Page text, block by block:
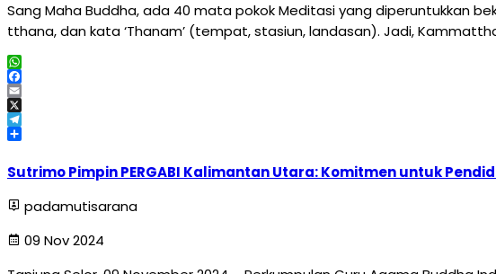
Sang Maha Buddha, ada 40 mata pokok Meditasi yang diperuntukkan
tthana, dan kata ‘Thanam’ (tempat, stasiun, landasan). Jadi,
WhatsApp
Facebook
Email
X
Telegram
Sutrimo Pimpin PERGABI Kalimantan Utara: Komitmen untuk
padamutisarana
09 Nov 2024